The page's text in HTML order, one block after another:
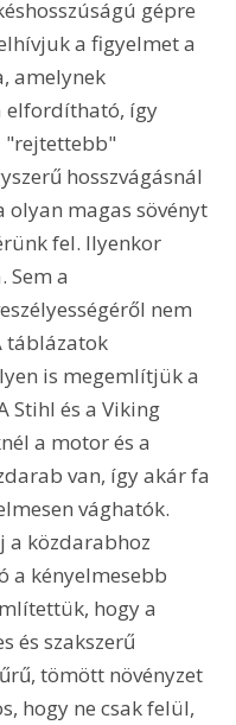
gépre
a figyelmet a
amelynek
elfordítható, így
"rejtettebb"
hosszvágásnál
olyan magas sövényt
fel. Ilyenkor
Sem a
nem
táblázatok
is megemlítjük a
Stihl és a Viking
a motor és a
van, így akár fa
vághatók.
a közdarabhoz
a kényelmesebb
hogy a
és szakszerű
tömött növényzet
hogy ne csak felül,